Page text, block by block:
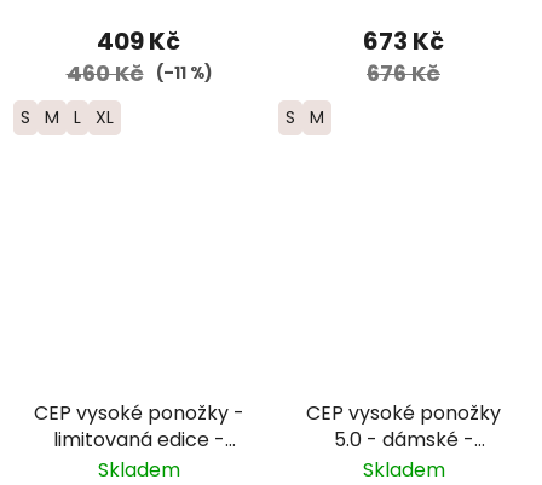
409 Kč
460 Kč (–11 %)
S M L XL
modré
673 Kč
676 Kč
S M
CEP vysoké ponožky -
limitovaná edice -
dámské - černá/
Skladem
CEP vysoké ponožky
5.0 - dámské -
zelená/černá
Skladem